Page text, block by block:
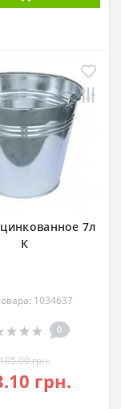
7л
К
1034637
0
105.00 грн.
грн.